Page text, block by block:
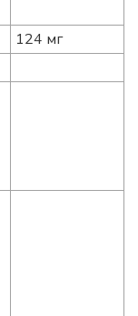
124 мг